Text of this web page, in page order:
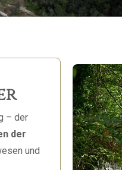
– der
der
und